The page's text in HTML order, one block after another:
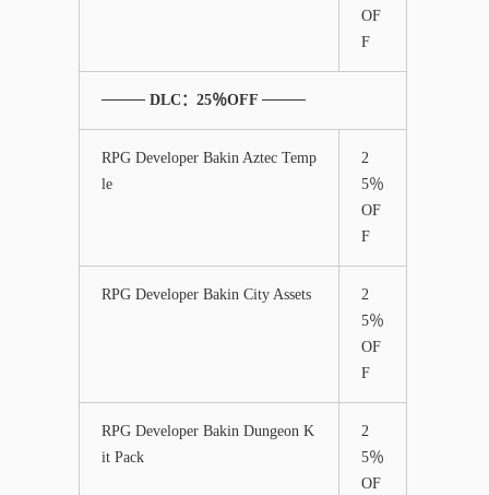
OF
F
──── DLC：25％OFF ────
RPG Developer Bakin Aztec Temp
le
2
5％
OF
F
RPG Developer Bakin City Assets
2
5％
OF
F
RPG Developer Bakin Dungeon K
it Pack
2
5％
OF